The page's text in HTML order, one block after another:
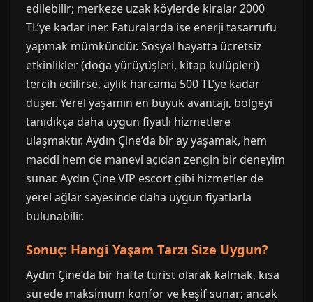
edilebilir; merkeze uzak köylerde kiralar 2000
TL’ye kadar iner. Faturalarda ise enerji tasarrufu
yapmak mümkündür. Sosyal hayatta ücretsiz
etkinlikler (doğa yürüyüşleri, kitap kulüpleri)
tercih edilirse, aylık harcama 500 TL’ye kadar
düşer. Yerel yaşamın en büyük avantajı, bölgeyi
tanıdıkça daha uygun fiyatlı hizmetlere
ulaşmaktır. Aydın Çine’da bir ay yaşamak, hem
maddi hem de manevi açıdan zengin bir deneyim
sunar. Aydın Çine VIP escort gibi hizmetler de
yerel ağlar sayesinde daha uygun fiyatlarla
bulunabilir.
Sonuç: Hangi Yaşam Tarzı Size Uygun?
Aydın Çine’da bir hafta turist olarak kalmak, kısa
sürede maksimum konfor ve keşif sunar; ancak